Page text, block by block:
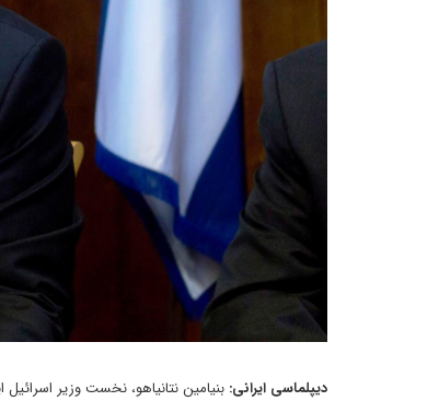
دیپلماسی ایرانی: بنیامین نتانیاهو، نخست وزیر